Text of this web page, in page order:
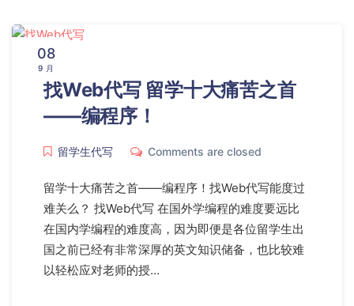
08
9 月
找Web代写 留学十大痛苦之首
——编程序！
留学生代写 Comments are closed
留学十大痛苦之首——编程序！找Web代写能度过
难关么？ 找Web代写 在国外学编程的难度要远比
在国内学编程的难度高，因为即便是各位留学生出
国之前已经有非常深厚的英文知识储备，也比较难
以轻松应对老师的授…